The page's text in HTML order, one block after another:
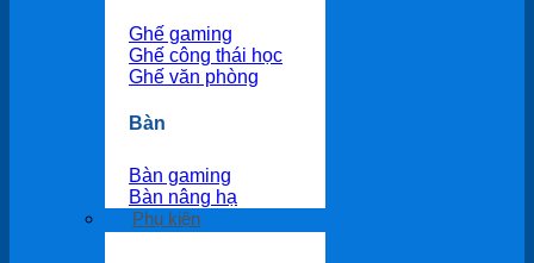
Ghế gaming
Ghế công thái học
Ghế văn phòng
Bàn
Bàn gaming
Bàn nâng hạ
Phụ kiện